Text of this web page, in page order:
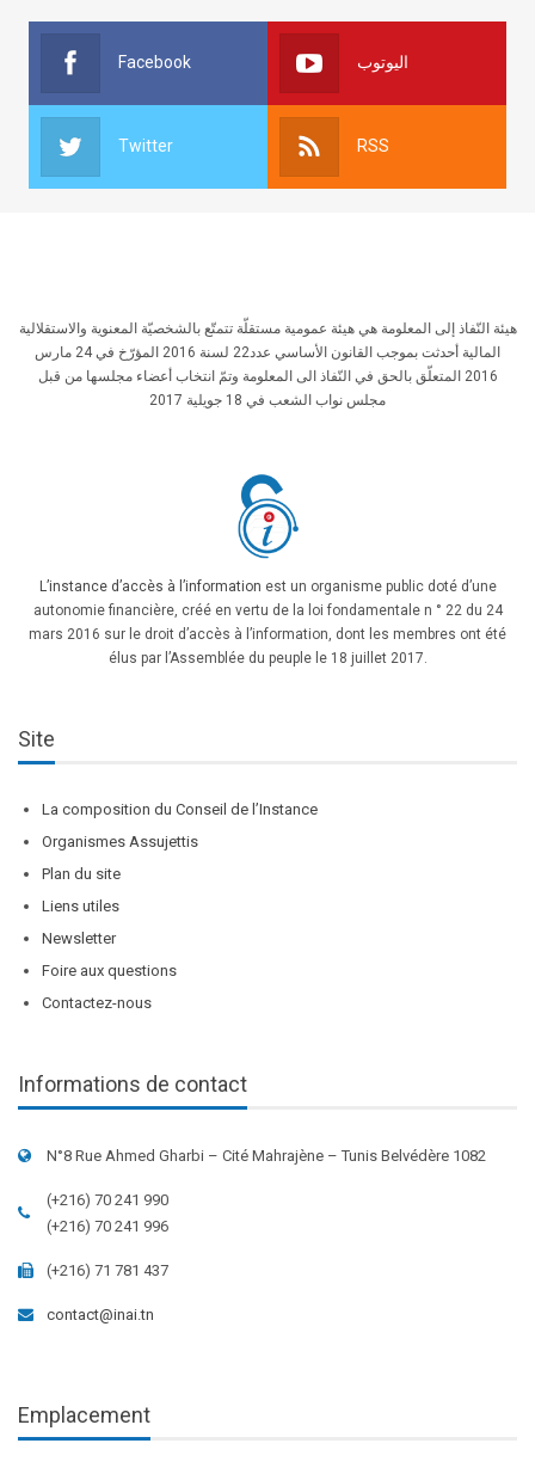
Facebook اليوتوب
Twitter RSS
هيئة النّفاذ إلى المعلومة هي هيئة عمومية مستقلّة تتمتّع بالشخصيّة المعنوية والاستقلالية
المالية أحدثت بموجب القانون الأساسي عدد22 لسنة 2016 المؤرّخ في 24 مارس
2016 المتعلّق بالحق في النّفاذ الى المعلومة وتمّ انتخاب أعضاء مجلسها من قبل
مجلس نواب الشعب في 18 جويلية 2017
L’instance d’accès à l’information est un organisme public doté d’une
autonomie financière, créé en vertu de la loi fondamentale n ° 22 du 24
mars 2016 sur le droit d’accès à l’information, dont les membres ont été
élus par l’Assemblée du peuple le 18 juillet 2017.
Site
La composition du Conseil de l’Instance
Organismes Assujettis
Plan du site
Liens utiles
Newsletter
Foire aux questions
Contactez-nous
Informations de contact
N°8 Rue Ahmed Gharbi – Cité Mahrajène – Tunis Belvédère 1082
(+216) 70 241 990
(+216) 70 241 996
(+216) 71 781 437
contact@inai.tn
Emplacement